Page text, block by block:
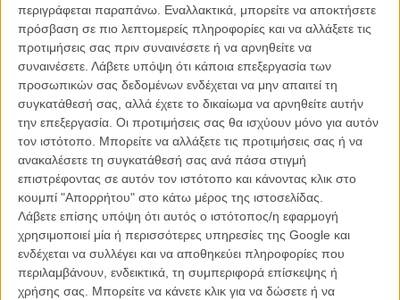
περιγράφεται παραπάνω. Εναλλακτικά, μπορείτε να αποκτήσετε
πρόσβαση σε πιο λεπτομερείς πληροφορίες και να αλλάξετε τις
προτιμήσεις σας πριν συναινέσετε ή να αρνηθείτε να
συναινέσετε. Λάβετε υπόψη ότι κάποια επεξεργασία των
προσωπικών σας δεδομένων ενδέχεται να μην απαιτεί τη
συγκατάθεσή σας, αλλά έχετε το δικαίωμα να αρνηθείτε αυτήν
την επεξεργασία. Οι προτιμήσεις σας θα ισχύουν μόνο για αυτόν
τον ιστότοπο. Μπορείτε να αλλάξετε τις προτιμήσεις σας ή να
ανακαλέσετε τη συγκατάθεσή σας ανά πάσα στιγμή
επιστρέφοντας σε αυτόν τον ιστότοπο και κάνοντας κλικ στο
κουμπί "Απορρήτου" στο κάτω μέρος της ιστοσελίδας.
Λάβετε επίσης υπόψη ότι αυτός ο ιστότοπος/η εφαρμογή
χρησιμοποιεί μία ή περισσότερες υπηρεσίες της Google και
ενδέχεται να συλλέγει και να αποθηκεύει πληροφορίες που
περιλαμβάνουν, ενδεικτικά, τη συμπεριφορά επίσκεψης ή
χρήσης σας. Μπορείτε να κάνετε κλικ για να δώσετε ή να
Στο«Wicked», ο σχεδιαστής κοστουμιών Πολ Τάζγουελ
δημιούργησε τις εμφανίσεις των δύο κεντρικών ηρωίδων με άξονα
την ανάδειξη των μεταξύ τους αντιθέσεων, παίζοντας με τους
σκοτεινούς και τους φωτεινούς τόνους και υπογραμμίζοντας τη
σύνδεση της Ελφαμπα με το γήινο στοιχείο, δίνοντας συγχρόνως
μία πιο αιθέρια αίσθηση στην Γκλίντα. Για το«A Complete
Unknown»η σχεδιάστρια κοστουμιών, Αριάν Φίλιπς, συνέθεσε
περίπου 67 αλλαγές κοστουμιών για τον Τίμοθι Σαλαμέ, έχοντας
πρώτα μελετήσει εκτενώς το στυλ του Ντίλαν, η βάση του οποίου
ήταν κυρίως οι επιρροές του από τον Γούντι Γκάθρι (ειδικά στην
πρώιμη περίοδό του), με τζιν και πουκάμισα Pendleton.